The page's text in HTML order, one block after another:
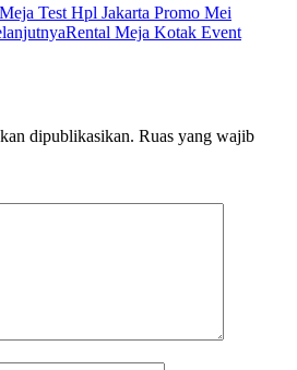
Test Hpl Jakarta Promo Mei
Rental Meja Kotak Event
dipublikasikan. Ruas yang wajib